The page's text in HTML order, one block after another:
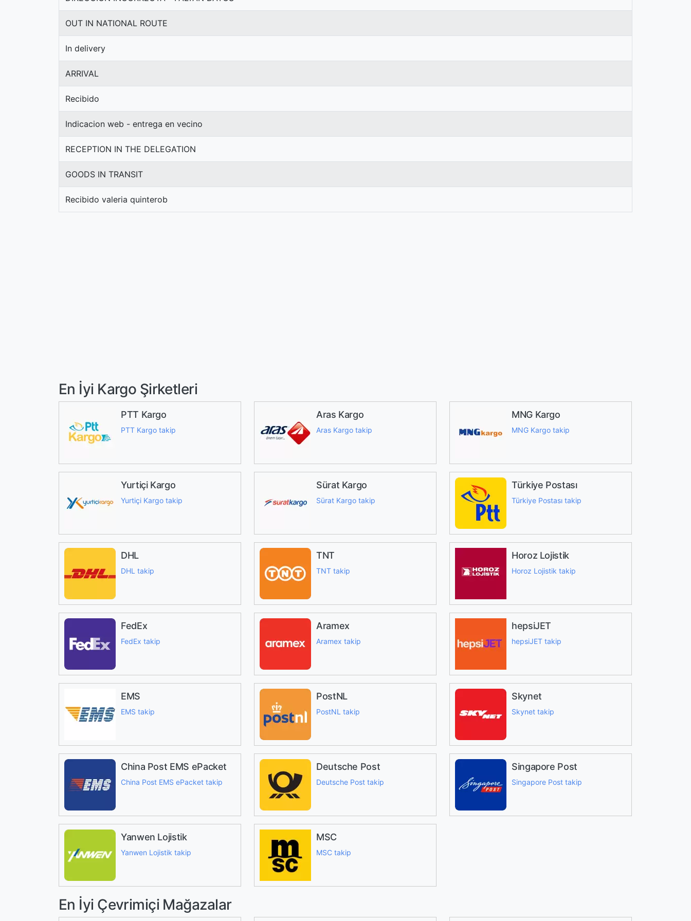
OUT IN NATIONAL ROUTE
In delivery
ARRIVAL
Recibido
Indicacion web - entrega en vecino
RECEPTION IN THE DELEGATION
GOODS IN TRANSIT
Recibido valeria quinterob
En İyi Kargo Şirketleri
PTT Kargo
PTT Kargo takip
Aras Kargo
Aras Kargo takip
MNG Kargo
MNG Kargo takip
Yurtiçi Kargo
Yurtiçi Kargo takip
Sürat Kargo
Sürat Kargo takip
Türkiye Postası
Türkiye Postası takip
DHL
DHL takip
TNT
TNT takip
Horoz Lojistik
Horoz Lojistik takip
FedEx
FedEx takip
Aramex
Aramex takip
hepsiJET
hepsiJET takip
EMS
EMS takip
PostNL
PostNL takip
Skynet
Skynet takip
China Post EMS ePacket
China Post EMS ePacket takip
Deutsche Post
Deutsche Post takip
Singapore Post
Singapore Post takip
Yanwen Lojistik
Yanwen Lojistik takip
MSC
MSC takip
En İyi Çevrimiçi Mağazalar